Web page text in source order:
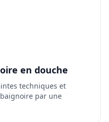
en douche
techniques et
par une